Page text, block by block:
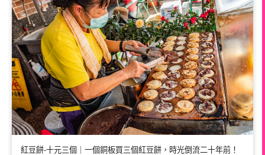
紅豆餅-十元三個｜一個銅板買三個紅豆餅，時光倒流二十年前！